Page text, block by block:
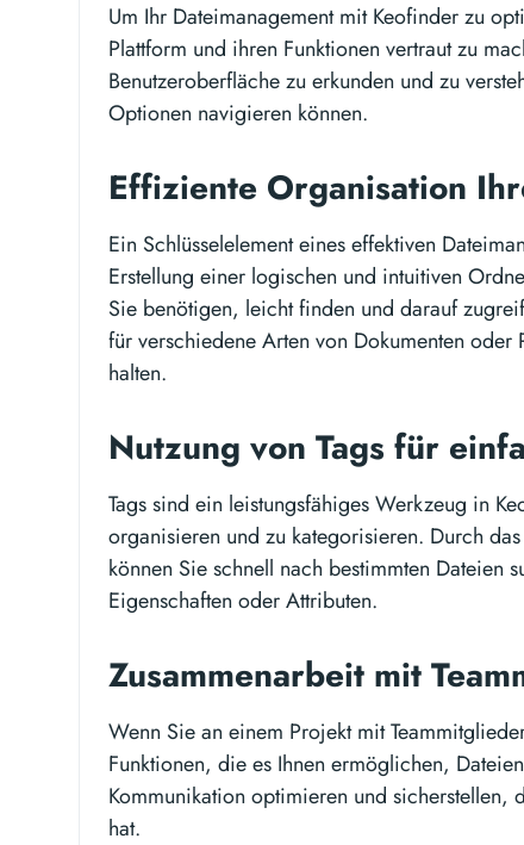
Um Ihr Dateimanagement mit Keofinder zu
Plattform und ihren Funktionen vertraut zu
Benutzeroberfläche zu erkunden und zu
Optionen navigieren können.
Effiziente Organisation
Ein Schlüsselelement eines effektiven
Erstellung einer logischen und intuitiven
Sie benötigen, leicht finden und darauf
für verschiedene Arten von Dokumenten
halten.
Nutzung von Tags für
Tags sind ein leistungsfähiges Werkzeug in
organisieren und zu kategorisieren. Durch
können Sie schnell nach bestimmten Dateien
Eigenschaften oder Attributen.
Zusammenarbeit mit
Wenn Sie an einem Projekt mit
Funktionen, die es Ihnen ermöglichen,
Kommunikation optimieren und
hat.